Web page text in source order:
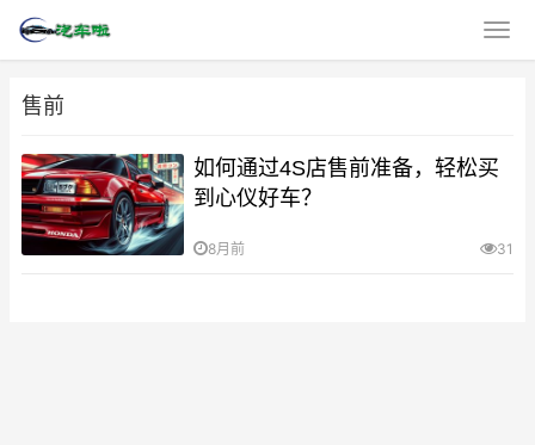
售前
如何通过4S店售前准备，轻松买
到心仪好车？
8月前 31